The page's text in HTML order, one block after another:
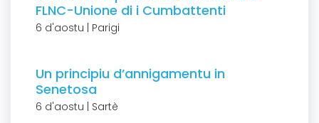
FLNC-Unione di i Cumbattenti
6 d'aostu | Parigi
Un principiu d’annigamentu in
Senetosa
6 d'aostu | Sartè